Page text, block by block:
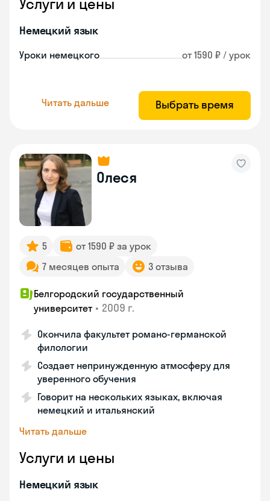
Услуги и цены
Немецкий язык
Уроки немецкого от 1590 ₽ / урок
Читать дальше Выбрать время
Олеся
5
от 1590 ₽ за урок
7 месяцев опыта
3 отзыва
Белгородский государственный
университет • 2009 г.
Окончила факультет романо-германской
филологии
Создает непринужденную атмосферу для
уверенного обучения
Говорит на нескольких языках, включая
немецкий и итальянский
Читать дальше
Услуги и цены
Немецкий язык